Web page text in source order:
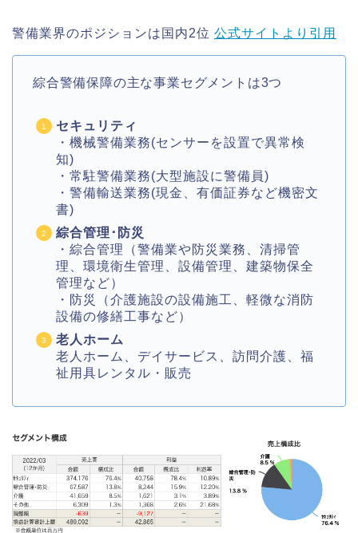
警備業界のポジションは国内2位 公式サイトより引用
綜合警備保障の主な事業セグメントは3つ
セキュリティ
・機械警備業務(センサーを設置で異常検
知)
・常駐警備業務(大型施設に警備員)
・警備輸送業務(現金、有価証券など機密文
書)
綜合管理･防災
・綜合管理（警備業や防災業務、清掃管
理、環境衛生管理、設備管理、建築物保全
管理など）
・防災（介護施設の設備施工、軽微な消防
設備の修繕工事など）
老人ホーム
老人ホーム、デイサービス、訪問介護、福
祉用具レンタル・販売